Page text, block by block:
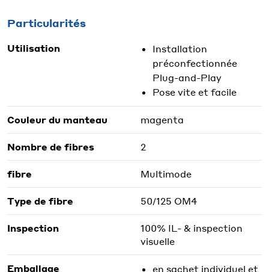
Particularités
Utilisation
Installation
préconfectionnée
Plug-and-Play
Pose vite et facile
Couleur du manteau magenta
Nombre de fibres 2
fibre Multimode
Type de fibre 50/125 OM4
Inspection
100% IL- & inspection
visuelle
Emballage
en sachet individuel et